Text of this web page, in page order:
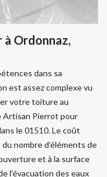
à Ordonnaz,
dans sa
est assez complexe vu
votre toiture au
Artisan Pierrot pour
le 01510. Le coût
nombre d’éléments de
et à la surface
l’évacuation des eaux